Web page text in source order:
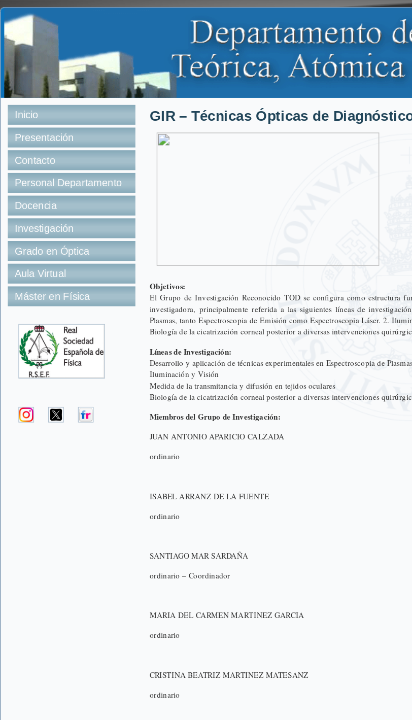
Inicio
Presentación
Contacto
Personal Departamento
Docencia
Investigación
Grado en Óptica
Aula Virtual
Máster en Física
GIR – Técnicas Ópticas de
Objetivos:
El Grupo de Investigación Reconocido TOD se configura como estructura
investigadora, principalmente referida a las siguientes líneas de
Plasmas, tanto Espectroscopia de Emisión como Espectroscopia Láser. 2.
Biología de la cicatrización corneal posterior a diversas intervenciones
Líneas de Investigación:
Desarrollo y aplicación de técnicas experimentales en Espectroscopia de
Iluminación y Visión
Medida de la transmitancia y difusión en tejidos oculares
Biología de la cicatrización corneal posterior a diversas intervenciones
Miembros del Grupo de Investigación:
JUAN ANTONIO APARICIO CALZADA
ordinario
ISABEL ARRANZ DE LA FUENTE
ordinario
SANTIAGO MAR SARDAÑA
ordinario – Coordinador
MARIA DEL CARMEN MARTINEZ GARCIA
ordinario
CRISTINA BEATRIZ MARTINEZ MATESANZ
ordinario